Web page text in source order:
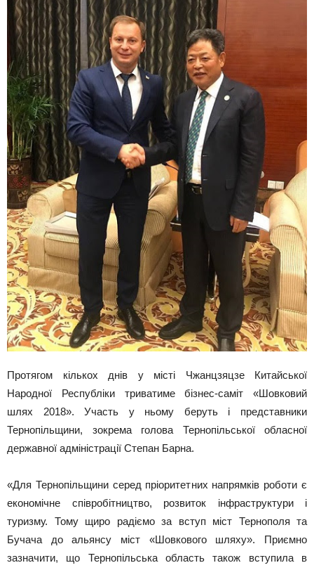
Протягом кількох днів у місті Чжанцзяцзе Китайської
Народної Республіки триватиме бізнес-саміт «Шовковий
шлях 2018». Участь у ньому беруть і представники
Тернопільщини, зокрема голова Тернопільської обласної
державної адміністрації Степан Барна.
«Для Тернопільщини серед пріоритетних напрямків роботи є
економічне співробітництво, розвиток інфраструктури і
туризму. Тому щиро радіємо за вступ міст Тернополя та
Бучача до альянсу міст «Шовкового шляху». Приємно
зазначити, що Тернопільська область також вступила в